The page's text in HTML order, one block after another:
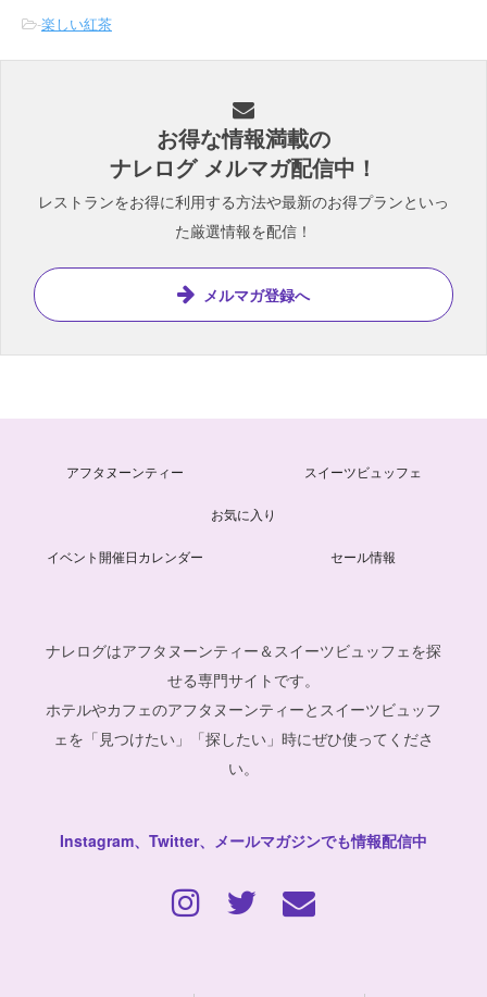
-楽しい紅茶
お得な情報満載の
ナレログ メルマガ配信中！
レストランをお得に利用する方法や最新のお得プランといっ
た厳選情報を配信！
メルマガ登録へ
アフタヌーンティー スイーツビュッフェ
お気に入り
イベント開催日カレンダー セール情報
ナレログはアフタヌーンティー＆スイーツビュッフェを探
せる専門サイトです。
ホテルやカフェのアフタヌーンティーとスイーツビュッフ
ェを「見つけたい」「探したい」時にぜひ使ってくださ
い。
Instagram、Twitter、メールマガジンでも情報配信中